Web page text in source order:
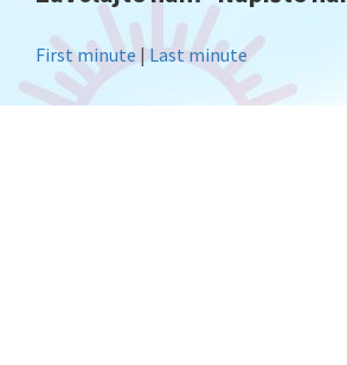
First minute |Last minute